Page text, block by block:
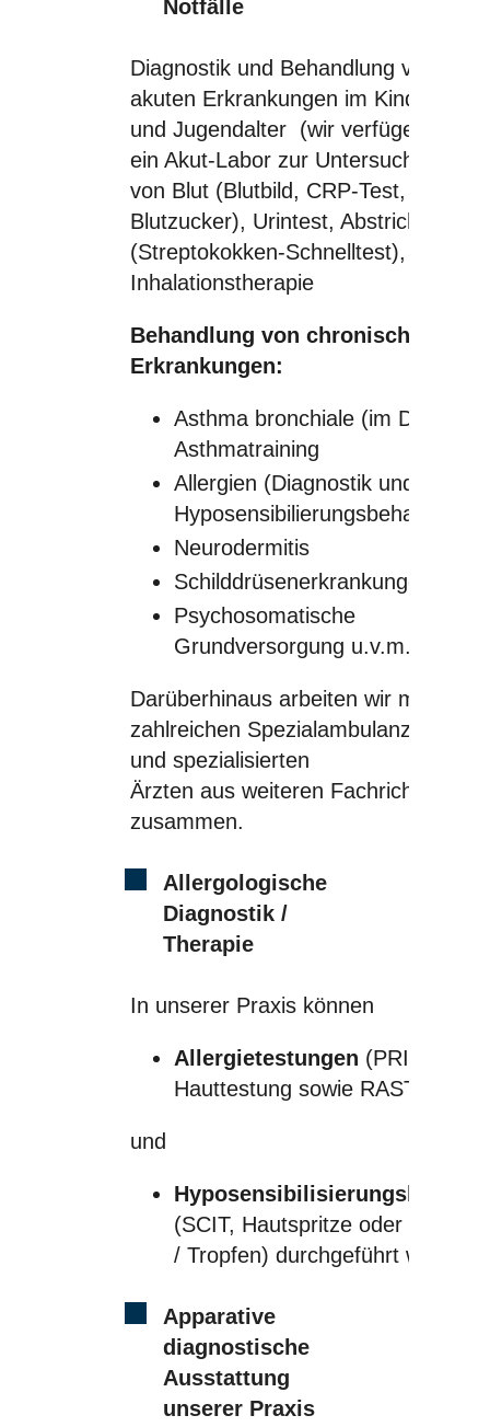
Notfälle
Diagnostik und Behandlung von
akuten Erkrankungen im Kindes-
und Jugendalter (wir verfügen über
ein Akut-Labor zur Untersuchung
von Blut (Blutbild, CRP-Test,
Blutzucker), Urintest, Abstrichen
(Streptokokken-Schnelltest),
Inhalationstherapie
Behandlung von chronischen
Erkrankungen:
Asthma bronchiale (im DMP),
Asthmatraining
Allergien (Diagnostik und
Hyposensibilierungsbehandlung)
Neurodermitis
Schilddrüsenerkrankungen
Psychosomatische
Grundversorgung u.v.m.
Darüberhinaus arbeiten wir mit
zahlreichen Spezialambulanzen
und spezialisierten
Ärzten aus weiteren Fachrichtungen
zusammen.
Allergologische
Diagnostik /
Therapie
In unserer Praxis können
Allergietestungen (PRICK,
Hauttestung sowie RAST,
und
(SCIT, Hautspritze oder SLIT,
/ Tropfen) durchgeführt werden.
Apparative
diagnostische
Ausstattung
unserer Praxis